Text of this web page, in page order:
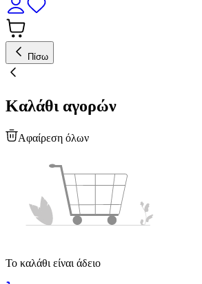
Πίσω
Καλάθι αγορών
Αφαίρεση όλων
Το καλάθι είναι άδειο